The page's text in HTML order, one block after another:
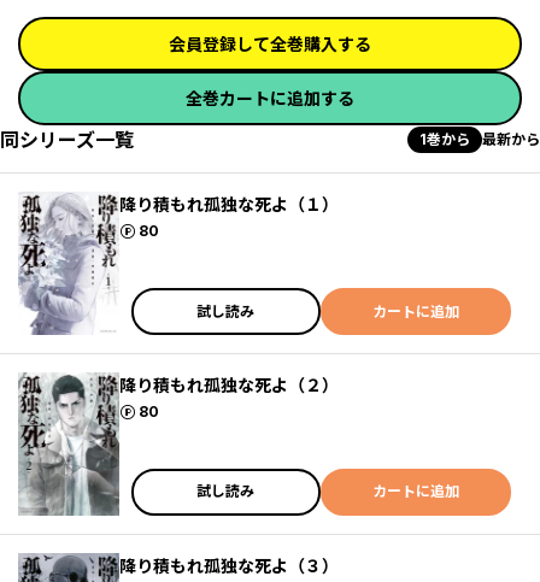
会員登録して全巻購入する
全巻カートに追加する
同シリーズ一覧 1巻から 最新から
降り積もれ孤独な死よ（１）
80
ポイント
試し読み カートに追加
降り積もれ孤独な死よ（２）
80
ポイント
試し読み カートに追加
降り積もれ孤独な死よ（３）